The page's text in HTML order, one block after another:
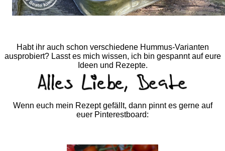
Habt ihr auch schon verschiedene Hummus-Varianten
ausprobiert? Lasst es mich wissen, ich bin gespannt auf eure
Ideen und Rezepte.
Wenn euch mein Rezept gefällt, dann pinnt es gerne auf
euer Pinterestboard: